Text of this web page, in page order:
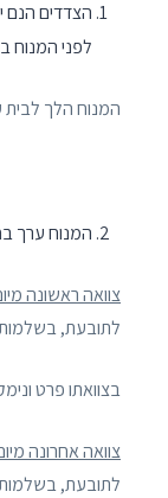
הצדדים הנם
לפני המנוח
המנוח הלך לבית
המנוח ערך
צוואה ראשונה מיום
לתובעת,
בצוואתו פרט
צוואה אחרונה מיום
לתובעת,